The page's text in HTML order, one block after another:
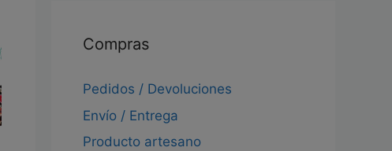
Compras
Pedidos / Devoluciones
Envío / Entrega
Producto artesano